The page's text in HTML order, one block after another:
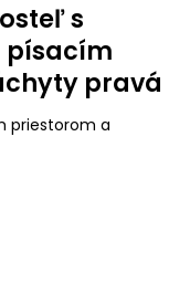
s
písacím
pravá
priestorom a